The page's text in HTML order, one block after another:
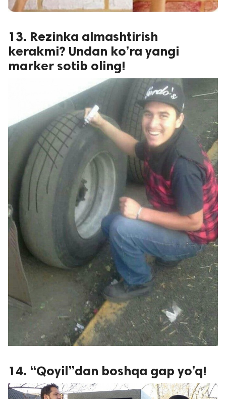
13. Rezinka almashtirish
kerakmi? Undan ko’ra yangi
marker sotib oling!
14. “Qoyil”dan boshqa gap yo’q!